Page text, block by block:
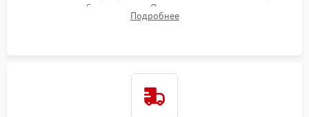
вспышки для безопасности. Очистка внутренних узлов от
пыли, песка и следов влаги с помощью спецсредств.
Подробнее